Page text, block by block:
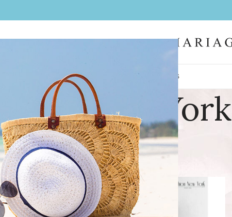
LA BOUTIQUE COIFFES
New-York
bientôt disponible
/Fashion New-York